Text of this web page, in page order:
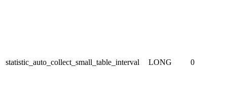
statistic_auto_collect_small_table_interval LONG 0